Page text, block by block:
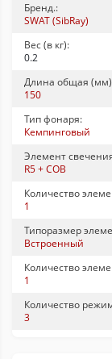
Бренд.:
SWAT (SibRay)
Вес (в кг):
0.2
Длина общая
150
Тип фонаря:
Кемпинговый
Элемент
R5 + COB
Количество
1
Типоразмер
Встроенный
Количество
1
Количество
3